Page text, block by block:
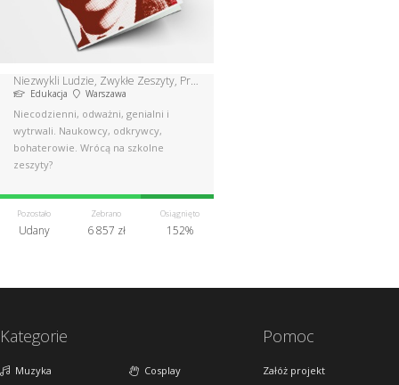
Niezwykli Ludzie, Zwykłe Zeszyty, Prosta Lekcja
Edukacja Warszawa
Niecodzienni, odważni, genialni i
wytrwali. Naukowcy, odkrywcy,
bohaterowie. Wrócą na szkolne
zeszyty?
Pozostało
Udany
Zebrano
6 857 zł
Osiągnięto
152%
Kategorie
Muzyka
Cosplay
Pomoc
Załóż projekt